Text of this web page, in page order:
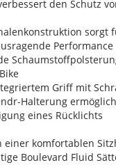
den Schutz
sorgt
Performance
Griff mit
Halterung
eines Rücklichts
einer komfortablen
Boulevard Fluid